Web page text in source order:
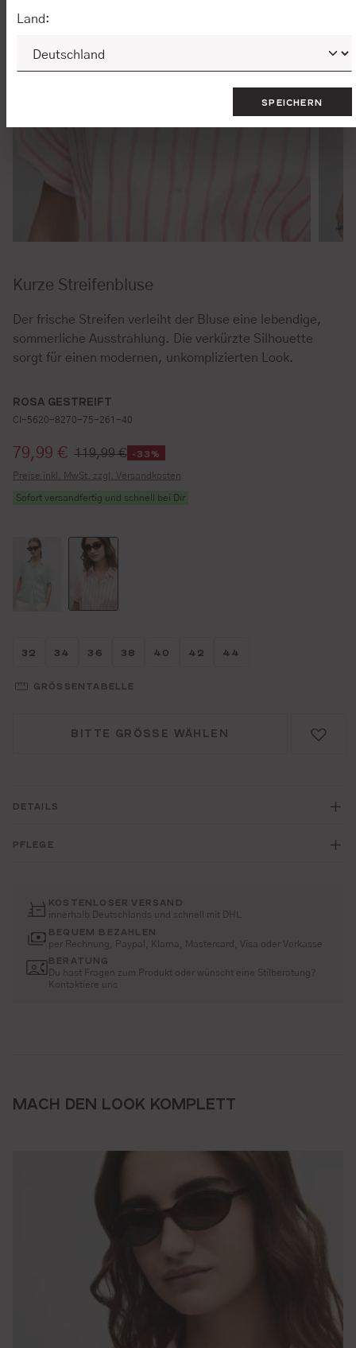
Kurze Streifenbluse
Der frische Streifen verleiht der Bluse eine lebendige,
sommerliche Ausstrahlung. Die verkürzte Silhouette
sorgt für einen modernen, unkomplizierten Look.
ROSA GESTREIFT
CI-5620-8270-75-261-40
Verkaufspreis:
79,99 € 119,99 € -33%
Preise inkl. MwSt. zzgl. Versandkosten
Sofort versandfertig und schnell bei Dir
Größe wählen
32 Größe wählen
34 Größe wählen
36 Größe wählen
38 Größe wählen
40 Größe wählen
42 Größe wählen
44
GRÖSSENTABELLE
BITTE GRÖSSE WÄHLEN
DETAILS
PFLEGE
KOSTENLOSER VERSAND
innerhalb Deutschlands und schnell mit DHL
BEQUEM BEZAHLEN
per Rechnung, Paypal, Klarna, Mastercard, Visa oder Vorkasse
BERATUNG
Du hast Fragen zum Produkt oder wünscht eine Stilberatung?
Kontaktiere uns
MACH DEN LOOK KOMPLETT
Land:
SPEICHERN